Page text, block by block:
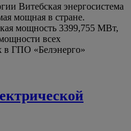
Витебская энергосистема
мощная в стране.
мощность 3399,755 МВт,
всех
в ГПО «Белэнерго»